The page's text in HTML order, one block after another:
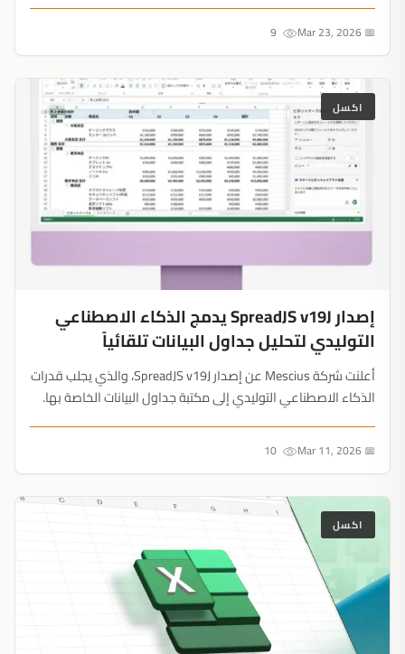
📅 Mar 23, 2026
اكسل
إصدار SpreadJS v19J يدمج الذكاء الاصطناعي
التوليدي لتحليل جداول البيانات تلقائياً
أعلنت شركة Mescius عن إصدار SpreadJS v19J، والذي يجلب قدرات
الذكاء الاصطناعي التوليدي إلى مكتبة جداول البيانات الخاصة بها.
📅 Mar 11, 2026
اكسل